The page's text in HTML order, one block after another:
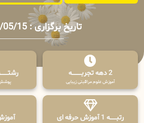
تاریخ برگزاری : 1405/05/15
2 دهه تجربـــــــــه
آموزش علوم مراقبتی زیبایی پوشش
رتبــــــه 1 آموزش حرفه ای آموزش